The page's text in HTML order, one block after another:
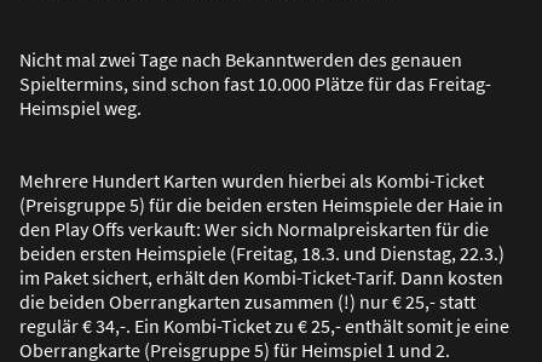
Nicht mal zwei Tage nach Bekanntwerden des genauen
Spieltermins, sind schon fast 10.000 Plätze für das Freitag-
Heimspiel weg.
Mehrere Hundert Karten wurden hierbei als Kombi-Ticket
(Preisgruppe 5) für die beiden ersten Heimspiele der Haie in
den Play Offs verkauft: Wer sich Normalpreiskarten für die
beiden ersten Heimspiele (Freitag, 18.3. und Dienstag, 22.3.)
im Paket sichert, erhält den Kombi-Ticket-Tarif. Dann kosten
die beiden Oberrangkarten zusammen (!) nur € 25,- statt
regulär € 34,-. Ein Kombi-Ticket zu € 25,- enthält somit je eine
Oberrangkarte (Preisgruppe 5) für Heimspiel 1 und 2.